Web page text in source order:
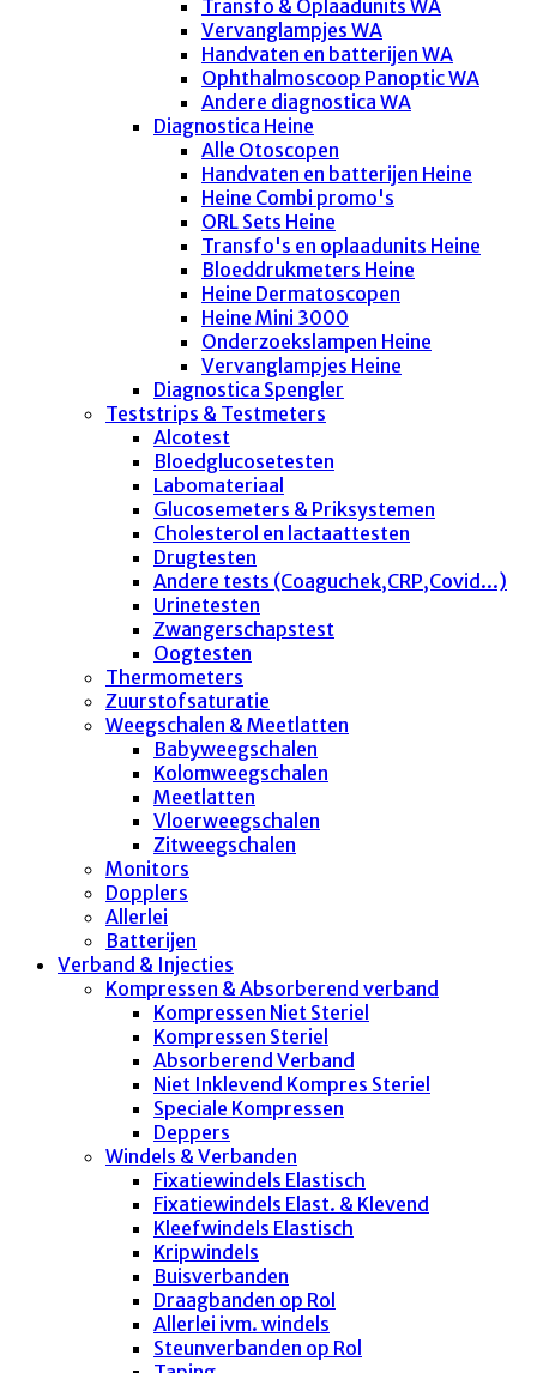
Transfo & Oplaadunits WA
Vervanglampjes WA
Handvaten en batterijen WA
Ophthalmoscoop Panoptic WA
Andere diagnostica WA
Diagnostica Heine
Alle Otoscopen
Handvaten en batterijen Heine
Heine Combi promo's
ORL Sets Heine
Transfo's en oplaadunits Heine
Bloeddrukmeters Heine
Heine Dermatoscopen
Heine Mini 3000
Onderzoekslampen Heine
Vervanglampjes Heine
Diagnostica Spengler
Teststrips & Testmeters
Alcotest
Bloedglucosetesten
Labomateriaal
Glucosemeters & Priksystemen
Cholesterol en lactaattesten
Drugtesten
Andere tests (Coaguchek,CRP,Covid...)
Urinetesten
Zwangerschapstest
Oogtesten
Thermometers
Zuurstofsaturatie
Weegschalen & Meetlatten
Babyweegschalen
Kolomweegschalen
Meetlatten
Vloerweegschalen
Zitweegschalen
Monitors
Dopplers
Allerlei
Batterijen
Verband & Injecties
Kompressen & Absorberend verband
Kompressen Niet Steriel
Kompressen Steriel
Absorberend Verband
Niet Inklevend Kompres Steriel
Speciale Kompressen
Deppers
Windels & Verbanden
Fixatiewindels Elastisch
Fixatiewindels Elast. & Klevend
Kleefwindels Elastisch
Kripwindels
Buisverbanden
Draagbanden op Rol
Allerlei ivm. windels
Steunverbanden op Rol